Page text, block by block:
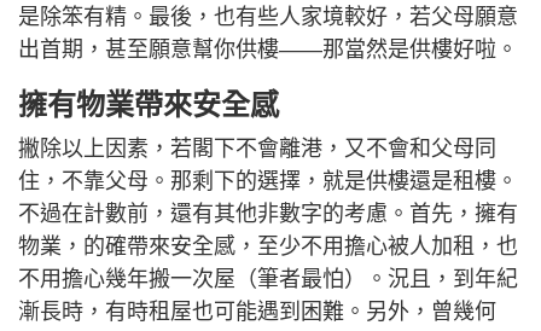
是除笨有精。最後，也有些人家境較好，若父母願意
出首期，甚至願意幫你供樓——那當然是供樓好啦。
擁有物業帶來安全感
撇除以上因素，若閣下不會離港，又不會和父母同
住，不靠父母。那剩下的選擇，就是供樓還是租樓。
不過在計數前，還有其他非數字的考慮。首先，擁有
物業，的確帶來安全感，至少不用擔心被人加租，也
不用擔心幾年搬一次屋（筆者最怕）。況且，到年紀
漸長時，有時租屋也可能遇到困難。另外，曾幾何